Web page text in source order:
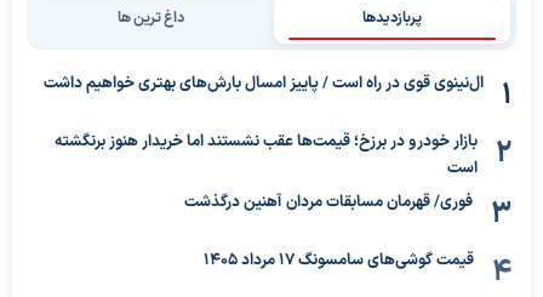
پربازدیدها داغ ترین ها
ال‌نینوی قوی در راه است / پاییز امسال بارش‌های بهتری خواهیم داشت
بازار خودرو در برزخ؛ قیمت‌ها عقب نشستند اما خریدار هنوز برنگشته
است
فوری/ قهرمان مسابقات مردان آهنین درگذشت
قیمت گوشی‌های سامسونگ 17 مرداد 1405